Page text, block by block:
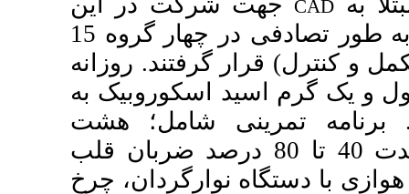
تحقیق انتخاب شدند. آزمودنی­ها به طور تصادفی در چهار گروه 15
روزانه
به
شامل؛ هشت
با شدت 40 تا 80 درصد ضربان قلب
نوارگردان، چرخ